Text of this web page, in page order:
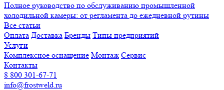
Полное руководство по обслуживанию промышленной
холодильной камеры: от регламента до ежедневной рутины
Все статьи
Оплата Доставка Бренды Типы предприятий
Услуги
Комплексное оснащение Монтаж Сервис
Контакты
8 800 301-67-71
info@frostweld.ru